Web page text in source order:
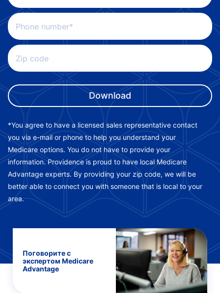
Phone number*
Zip code
*You agree to have a licensed sales representative contact
you via e-mail or phone to help you understand your
Medicare options. You do not have to provide your
information. Providence is proud to have local Medicare
Advantage experts. By providing your zip code, we will be
better able to connect you with someone that is local to your
area.
Поговорите с
экспертом Medicare
Advantage